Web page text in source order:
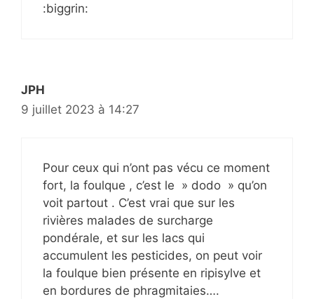
:biggrin:
JPH
9 juillet 2023 à 14:27
Pour ceux qui n’ont pas vécu ce moment
fort, la foulque , c’est le » dodo » qu’on
voit partout . C’est vrai que sur les
rivières malades de surcharge
pondérale, et sur les lacs qui
accumulent les pesticides, on peut voir
la foulque bien présente en ripisylve et
en bordures de phragmitaies….